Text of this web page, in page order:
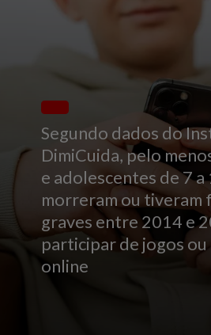
Segundo dados do
DimiCuida, pelo
e adolescentes de 7 a
morreram ou tiveram
graves entre 2014 e
participar de jogos ou
online